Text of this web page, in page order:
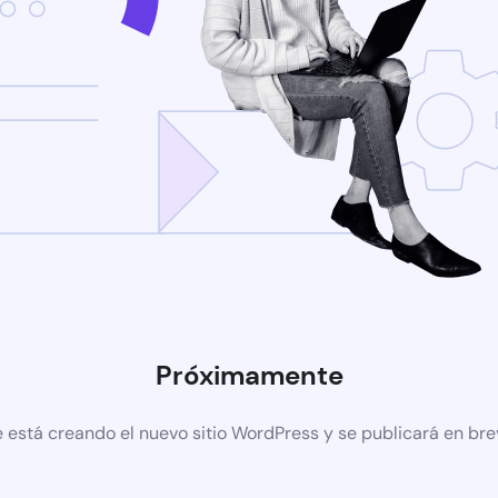
Próximamente
está creando el nuevo sitio WordPress y se publicará en